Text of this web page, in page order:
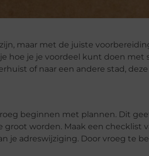
maar met de juiste
hoe je je voordeel kunt doen met
of naar een andere stad,
beginnen met plannen. Dit
worden. Maak een checklist
je adreswijziging. Door vroeg te